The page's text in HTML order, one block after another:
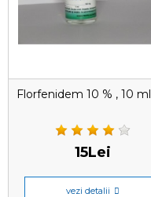
Florfenidem 10 % , 10 ml
15Lei
vezi detalii